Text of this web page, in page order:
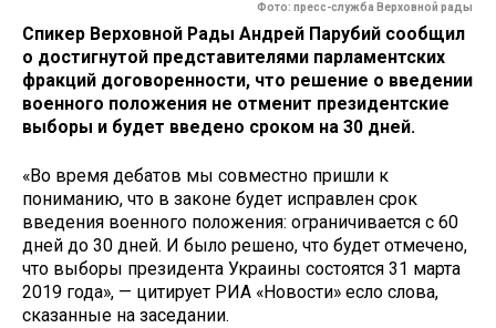
Фото: пресс-служба Верховной рады
Спикер Верховной Рады Андрей Парубий сообщил
о достигнутой представителями парламентских
фракций договоренности, что решение о введении
военного положения не отменит президентские
выборы и будет введено сроком на 30 дней.
«Во время дебатов мы совместно пришли к
пониманию, что в законе будет исправлен срок
введения военного положения: ограничивается с 60
дней до 30 дней. И было решено, что будет отмечено,
что выборы президента Украины состоятся 31 марта
2019 года», — цитирует РИА «Новости» есло слова,
сказанные на заседании.